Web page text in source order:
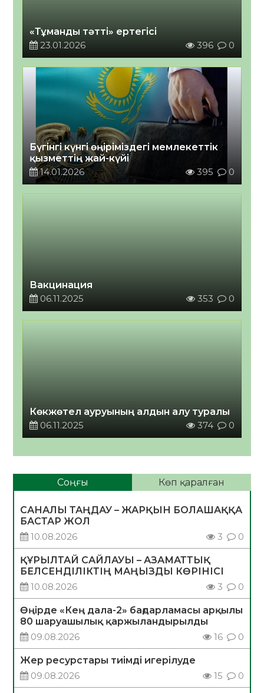
«Тұманды тәтті» ертегісі
23.01.2026
396 0
Бүгінгі күнгі өңіріміздегі мемлекеттік
қызметтің жай-күйі
14.01.2026
395 0
Вакцинация
06.11.2025
353 0
Көкжөтел ауруының алдын алу туралы
06.11.2025
374 0
Соңғы Көп қаралған
САНАЛЫ ТАҢДАУ – ЖАРҚЫН БОЛАШАҚҚА
БАСТАР ЖОЛ
10.08.2026
3 0
ҚҰРЫЛТАЙ САЙЛАУЫ – АЗАМАТТЫҚ
БЕЛСЕНДІЛІКТІҢ МАҢЫЗДЫ КӨРІНІСІ
10.08.2026
3 0
Өңірде «Кең дала-2» бағдарламасы арқылы
80 шаруашылық қаржыландырылды
09.08.2026
16 0
Жер ресурстары тиімді игерілуде
09.08.2026
15 0